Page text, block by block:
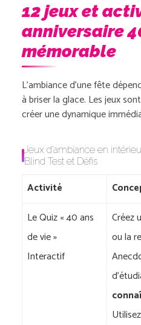
12 jeux et
anniversaire
mémorable
L’ambiance d’une fête
à briser la glace. Les jeux
créer une dynamique
Jeux d’ambiance en
Blind Test et Défis
Activité
Le Quiz « 40 ans
de vie »
Interactif
Créez
ou la